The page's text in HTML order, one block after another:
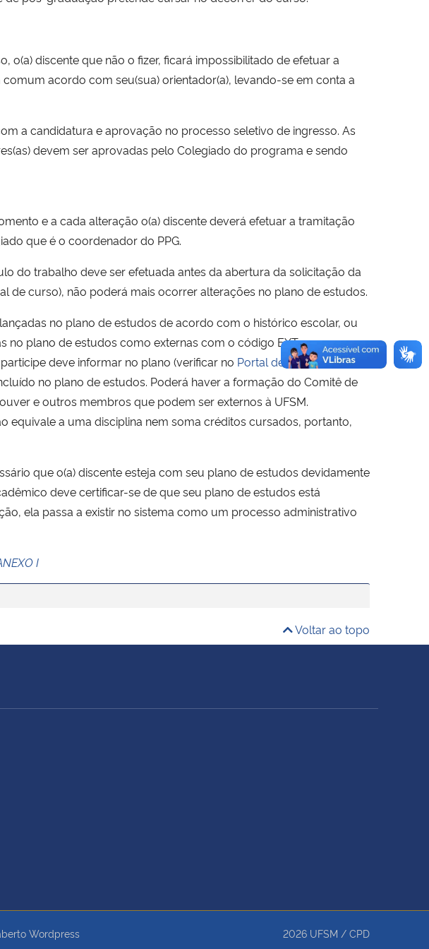
o(a) discente que não o fizer, ficará impossibilitado de efetuar a
acordo com seu(sua) orientador(a), levando-se em conta a
a candidatura e aprovação no processo seletivo de ingresso. As
devem ser aprovadas pelo Colegiado do programa e sendo
e a cada alteração o(a) discente deverá efetuar a tramitação
que é o coordenador do PPG.
do trabalho deve ser efetuada antes da abertura da solicitação da
de curso), não poderá mais ocorrer alterações no plano de estudos.
no plano de estudos de acordo com o histórico escolar, ou
no plano de estudos como externas com o código EXT.
deve informar no plano (verificar no Portal de Projetos).
no plano de estudos. Poderá haver a formação do Comitê de
e outros membros que podem ser externos à UFSM.
equivale a uma disciplina nem soma créditos cursados, portanto,
que o(a) discente esteja com seu plano de estudos devidamente
deve certificar-se de que seu plano de estudos está
ela passa a existir no sistema como um processo administrativo
I
Voltar ao topo
Wordpress 2026 UFSM / CPD